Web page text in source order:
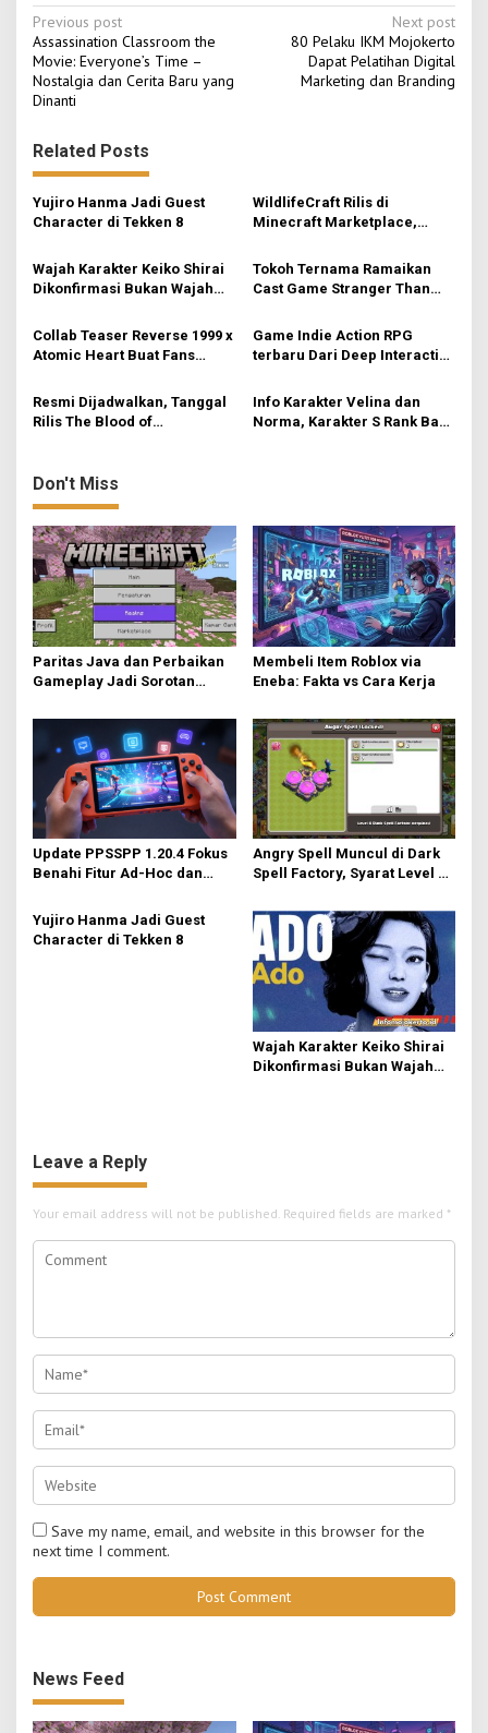
P
o
s
n
a
v
g
a
t
i
o
n
Previous post
Assassination Classroom the
Movie: Everyone’s Time –
Nostalgia dan Cerita Baru yang
Dinanti
Next post
80 Pelaku IKM Mojokerto
Dapat Pelatihan Digital
Marketing dan Branding
Related Posts
Yujiro Hanma Jadi Guest
Character di Tekken 8
WildlifeCraft Rilis di
Minecraft Marketplace,
Spesies Hewan Baru
Wajah Karakter Keiko Shirai
Dikonfirmasi Bukan Wajah
Tokoh Ternama Ramaikan
Cast Game Stranger Than
Satunya
Collab Teaser Reverse 1999 x
Atomic Heart Buat Fans
Game Indie Action RPG
terbaru Dari Deep Interactive
Resmi Dijadwalkan, Tanggal
Rilis The Blood of
Info Karakter Velina dan
Norma, Karakter S Rank Baru
Don't Miss
Paritas Java dan Perbaikan
Gameplay Jadi Sorotan
26.40
Membeli Item Roblox via
Eneba: Fakta vs Cara Kerja
Update PPSSPP 1.20.4 Fokus
Benahi Fitur Ad-Hoc dan
GPU Baru
Angry Spell Muncul di Dark
Spell Factory, Syarat Level 8
Yujiro Hanma Jadi Guest
Character di Tekken 8
Wajah Karakter Keiko Shirai
Dikonfirmasi Bukan Wajah
Leave a Reply
Your email address will not be published. Required fields are marked *
Save my name, email, and website in this browser for the
next time I comment.
News Feed